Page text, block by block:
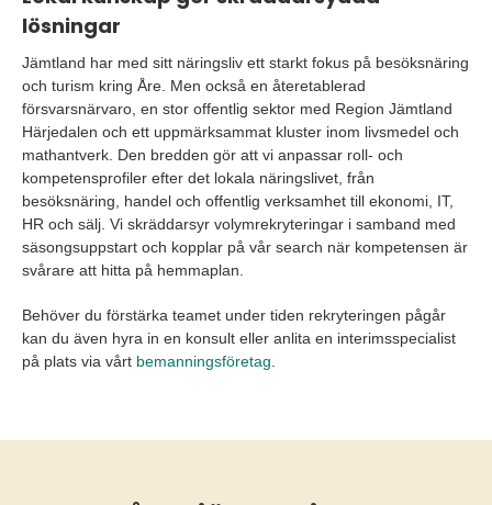
lösningar
Jämtland har med sitt näringsliv ett starkt fokus på besöksnäring
och turism kring Åre. Men också en återetablerad
försvarsnärvaro, en stor offentlig sektor med Region Jämtland
Härjedalen och ett uppmärksammat kluster inom livsmedel och
mathantverk. Den bredden gör att vi anpassar roll- och
kompetensprofiler efter det lokala näringslivet, från
besöksnäring, handel och offentlig verksamhet till ekonomi, IT,
HR och sälj. Vi skräddarsyr volymrekryteringar i samband med
säsongsuppstart och kopplar på vår search när kompetensen är
svårare att hitta på hemmaplan.
Behöver du förstärka teamet under tiden rekryteringen pågår
kan du även hyra in en konsult eller anlita en interimsspecialist
på plats via vårt bemanningsföretag